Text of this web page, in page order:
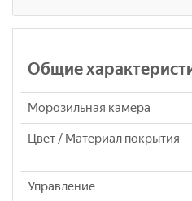
Общие
Морозильная камера
Цвет / Материал покрытия
Управление